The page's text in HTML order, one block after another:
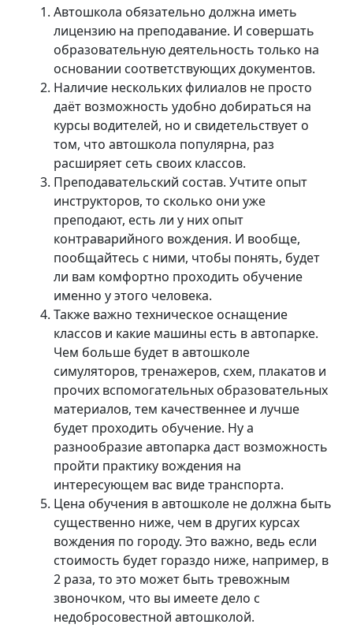
Автошкола обязательно должна иметь
лицензию на преподавание. И совершать
образовательную деятельность только на
основании соответствующих документов.
Наличие нескольких филиалов не просто
даёт возможность удобно добираться на
курсы водителей, но и свидетельствует о
том, что автошкола популярна, раз
расширяет сеть своих классов.
Преподавательский состав. Учтите опыт
инструкторов, то сколько они уже
преподают, есть ли у них опыт
контраварийного вождения. И вообще,
пообщайтесь с ними, чтобы понять, будет
ли вам комфортно проходить обучение
именно у этого человека.
Также важно техническое оснащение
классов и какие машины есть в автопарке.
Чем больше будет в автошколе
симуляторов, тренажеров, схем, плакатов и
прочих вспомогательных образовательных
материалов, тем качественнее и лучше
будет проходить обучение. Ну а
разнообразие автопарка даст возможность
пройти практику вождения на
интересующем вас виде транспорта.
Цена обучения в автошколе не должна быть
существенно ниже, чем в других курсах
вождения по городу. Это важно, ведь если
стоимость будет гораздо ниже, например, в
2 раза, то это может быть тревожным
звоночком, что вы имеете дело с
недобросовестной автошколой.